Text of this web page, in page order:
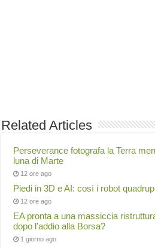
Related Articles
Perseverance fotografa la Terra
luna di Marte
12 ore ago
Piedi in 3D e AI: così i robot
12 ore ago
EA pronta a una massiccia
dopo l'addio alla Borsa?
1 giorno ago